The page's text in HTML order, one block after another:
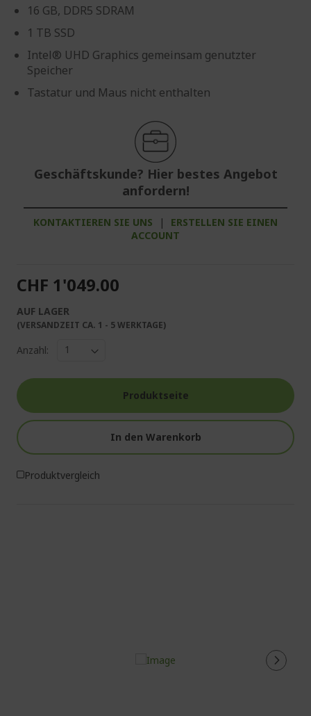
16 GB, DDR5 SDRAM
1 TB SSD
Intel® UHD Graphics gemeinsam genutzter
Speicher
Tastatur und Maus nicht enthalten
Geschäftskunde? Hier bestes Angebot
anfordern!
KONTAKTIEREN SIE UNS |
ERSTELLEN SIE EINEN
ACCOUNT
CHF 1'049.00
AUF LAGER
(VERSANDZEIT CA. 1 - 5 WERKTAGE)
Anzahl:
Produktseite
In den Warenkorb
Produktvergleich